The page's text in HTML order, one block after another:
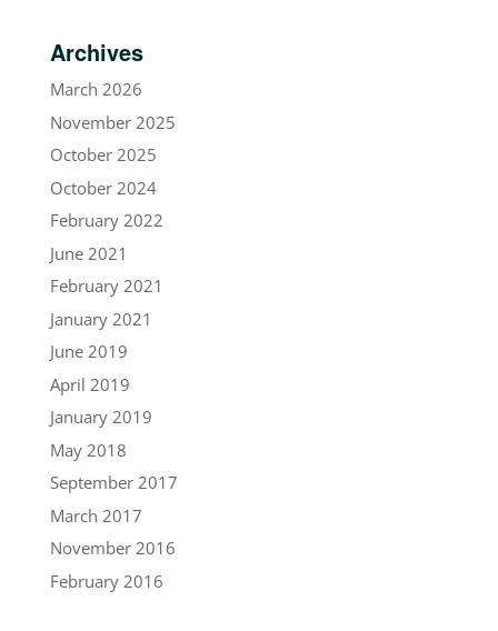
Archives
March 2026
November 2025
October 2025
October 2024
February 2022
June 2021
February 2021
January 2021
June 2019
April 2019
January 2019
May 2018
September 2017
March 2017
November 2016
February 2016